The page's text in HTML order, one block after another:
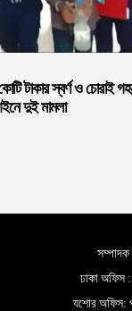
টাকার স্বর্ণ ও চোরাই
দুই মামলা
ঢাকা অফিস
যশোর অফিস: